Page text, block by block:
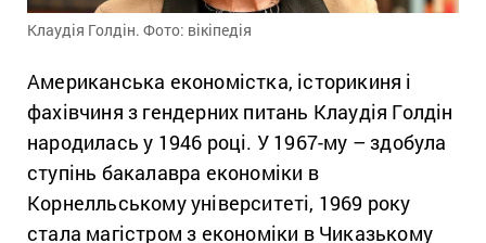
Клаудія Голдін. Фото: вікіпедія
Американська економістка, історикиня і
фахівчиня з гендерних питань Клаудія Голдін
народилась у 1946 році. У 1967-му – здобула
ступінь бакалавра економіки в
Корнелльському університеті, 1969 року
стала магістром з економіки в Чиказькому